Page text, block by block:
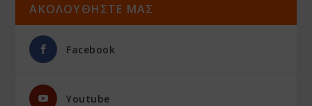
ΑΚΟΛΟΥΘΗΣΤΕ ΜΑΣ
Facebook
Youtube